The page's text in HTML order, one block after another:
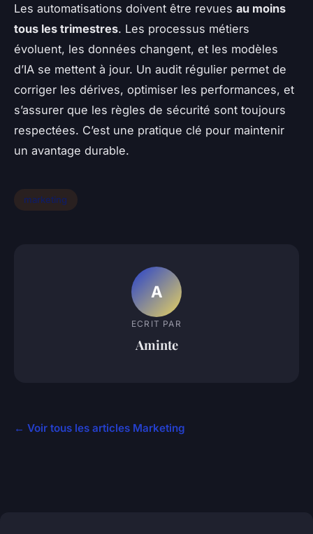
Les automatisations doivent être revues au moins
tous les trimestres. Les processus métiers
évoluent, les données changent, et les modèles
d’IA se mettent à jour. Un audit régulier permet de
corriger les dérives, optimiser les performances, et
s’assurer que les règles de sécurité sont toujours
respectées. C’est une pratique clé pour maintenir
un avantage durable.
marketing
A
ECRIT PAR
Aminte
← Voir tous les articles Marketing